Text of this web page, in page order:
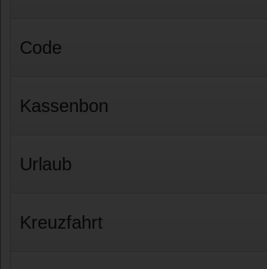
Code
Kassenbon
Urlaub
Kreuzfahrt